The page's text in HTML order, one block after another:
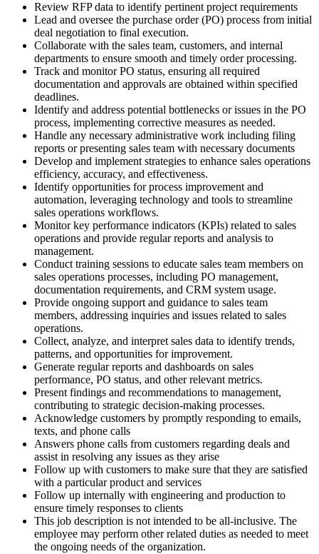
Review RFP data to identify pertinent project requirements
Lead and oversee the purchase order (PO) process from initial
deal negotiation to final execution.
Collaborate with the sales team, customers, and internal
departments to ensure smooth and timely order processing.
Track and monitor PO status, ensuring all required
documentation and approvals are obtained within specified
deadlines.
Identify and address potential bottlenecks or issues in the PO
process, implementing corrective measures as needed.
Handle any necessary administrative work including filing
reports or presenting sales team with necessary documents
Develop and implement strategies to enhance sales operations
efficiency, accuracy, and effectiveness.
Identify opportunities for process improvement and
automation, leveraging technology and tools to streamline
sales operations workflows.
Monitor key performance indicators (KPIs) related to sales
operations and provide regular reports and analysis to
management.
Conduct training sessions to educate sales team members on
sales operations processes, including PO management,
documentation requirements, and CRM system usage.
Provide ongoing support and guidance to sales team
members, addressing inquiries and issues related to sales
operations.
Collect, analyze, and interpret sales data to identify trends,
patterns, and opportunities for improvement.
Generate regular reports and dashboards on sales
performance, PO status, and other relevant metrics.
Present findings and recommendations to management,
contributing to strategic decision-making processes.
Acknowledge customers by promptly responding to emails,
texts, and phone calls
Answers phone calls from customers regarding deals and
assist in resolving any issues as they arise
Follow up with customers to make sure that they are satisfied
with a particular product and services
Follow up internally with engineering and production to
ensure timely responses to clients
This job description is not intended to be all-inclusive. The
employee may perform other related duties as needed to meet
the ongoing needs of the organization.